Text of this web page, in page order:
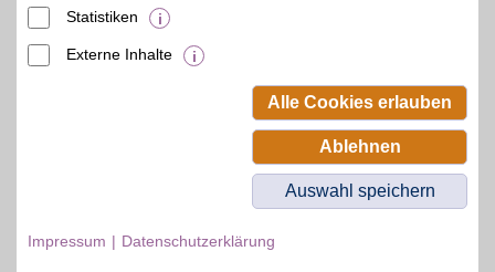
Beamten-Selbsthilfewerk GmbH.
Statistiken
Externe Inhalte
Alle Cookies erlauben
Ablehnen
Auswahl speichern
Impressum Datenschutzerklärung